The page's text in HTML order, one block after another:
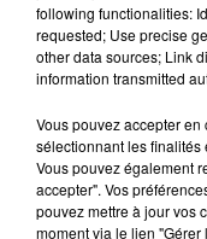
15 juillet 2026
BÉTHUNE:
following functionalities:
requested; Use precise
other data sources; Link
information transmitted
Vous pouvez accepter en
sélectionnant les finalités
Vous pouvez également
accepter". Vos
pouvez mettre à jour vos
moment via le lien